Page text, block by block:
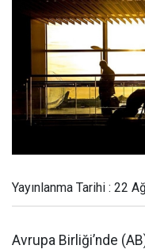
Yayınlanma Tarihi : 22
Avrupa Birliği’nde